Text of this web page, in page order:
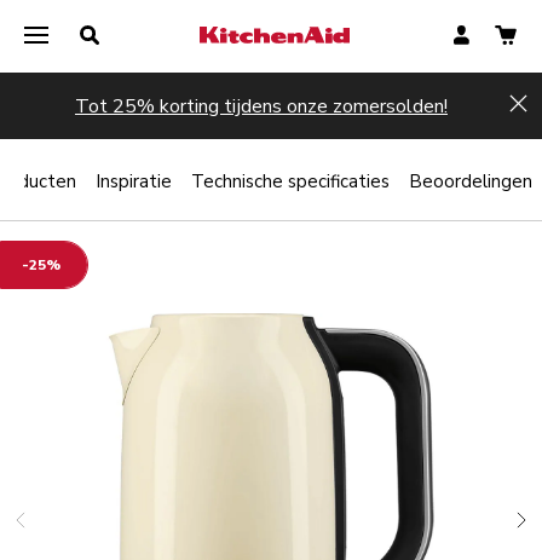
Tot 25% korting tijdens onze zomersolden!
-25%
Inspiratie Technische specificaties Beoordelingen